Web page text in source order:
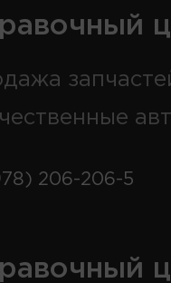
206-206-5